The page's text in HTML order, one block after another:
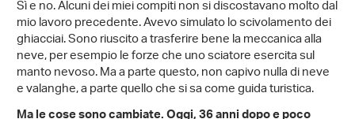
Sì e no. Alcuni dei miei compiti non si discostavano molto dal
mio lavoro precedente. Avevo simulato lo scivolamento dei
ghiacciai. Sono riuscito a trasferire bene la meccanica alla
neve, per esempio le forze che uno sciatore esercita sul
manto nevoso. Ma a parte questo, non capivo nulla di neve
e valanghe, a parte quello che si sa come guida turistica.